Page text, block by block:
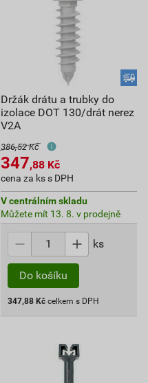
Držák drátu a trubky do
izolace DOT 130/drát nerez
V2A
386,52 Kč
347,88 Kč
cena za ks s DPH
V centrálním skladu
Můžete mít 13. 8. v prodejně
ks
Do košíku
347,88 Kč celkem s DPH